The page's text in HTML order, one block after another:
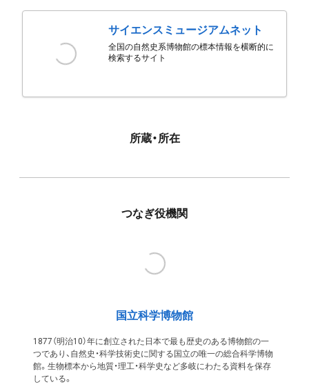
サイエンスミュージアムネット
全国の自然史系博物館の標本情報を横断的に
検索するサイト
所蔵・所在
つなぎ役機関
国立科学博物館
1877（明治10）年に創立された日本で最も歴史のある博物館の一
つであり、自然史・科学技術史に関する国立の唯一の総合科学博物
館。生物標本から地質・理工・科学史など多岐にわたる資料を保存
している。